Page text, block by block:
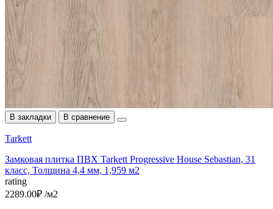
В закладки В сравнение
Tarkett
Замковая плитка ПВХ Tarkett Progressive House Sebastian, 31
класс, Толщина 4,4 мм, 1,959 м2
rating
2289.00₽ /м2